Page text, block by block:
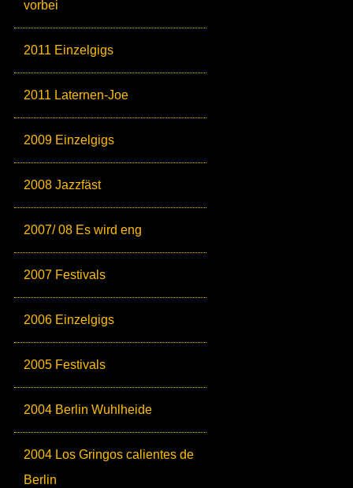
vorbei
2011 Einzelgigs
2011 Laternen-Joe
2009 Einzelgigs
2008 Jazzfäst
2007/ 08 Es wird eng
2007 Festivals
2006 Einzelgigs
2005 Festivals
2004 Berlin Wuhlheide
2004 Los Gringos calientes de
Berlin